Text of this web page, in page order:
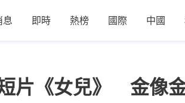
息 即時 熱榜 國際 中國
片《女兒》 金像